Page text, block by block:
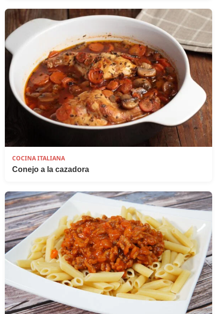
COCINA ITALIANA
Conejo a la cazadora